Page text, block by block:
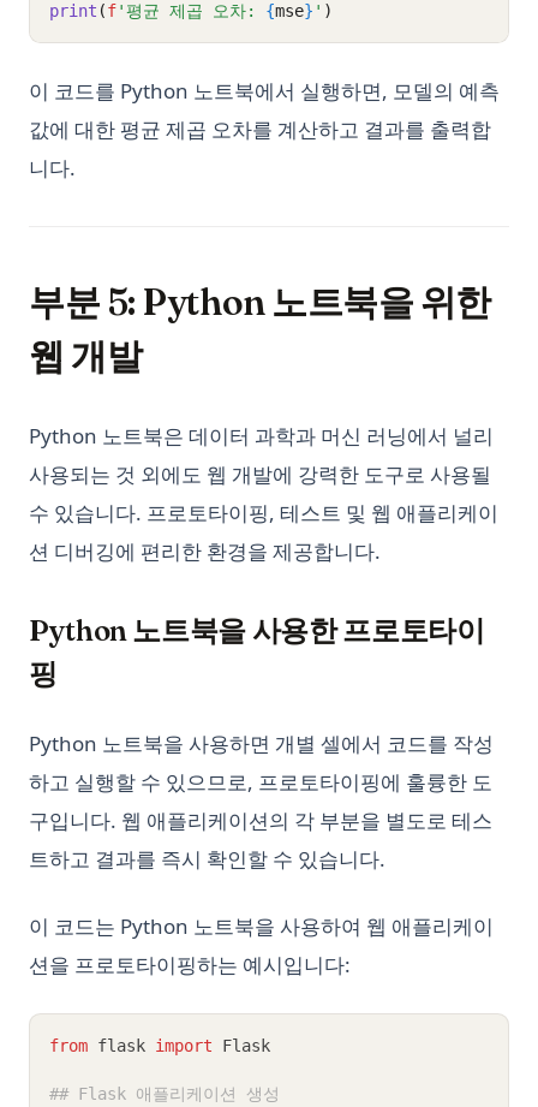
print (f'평균 제곱 오차: {mse} ' )
이 코드를 Python 노트북에서 실행하면, 모델의 예측
값에 대한 평균 제곱 오차를 계산하고 결과를 출력합
니다.
부분 5: Python 노트북을 위한
웹 개발
Python 노트북은 데이터 과학과 머신 러닝에서 널리
사용되는 것 외에도 웹 개발에 강력한 도구로 사용될
수 있습니다. 프로토타이핑, 테스트 및 웹 애플리케이
션 디버깅에 편리한 환경을 제공합니다.
Python 노트북을 사용한 프로토타이
핑
Python 노트북을 사용하면 개별 셀에서 코드를 작성
하고 실행할 수 있으므로, 프로토타이핑에 훌륭한 도
구입니다. 웹 애플리케이션의 각 부분을 별도로 테스
트하고 결과를 즉시 확인할 수 있습니다.
이 코드는 Python 노트북을 사용하여 웹 애플리케이
션을 프로토타이핑하는 예시입니다:
from flask import Flask
## Flask 애플리케이션 생성